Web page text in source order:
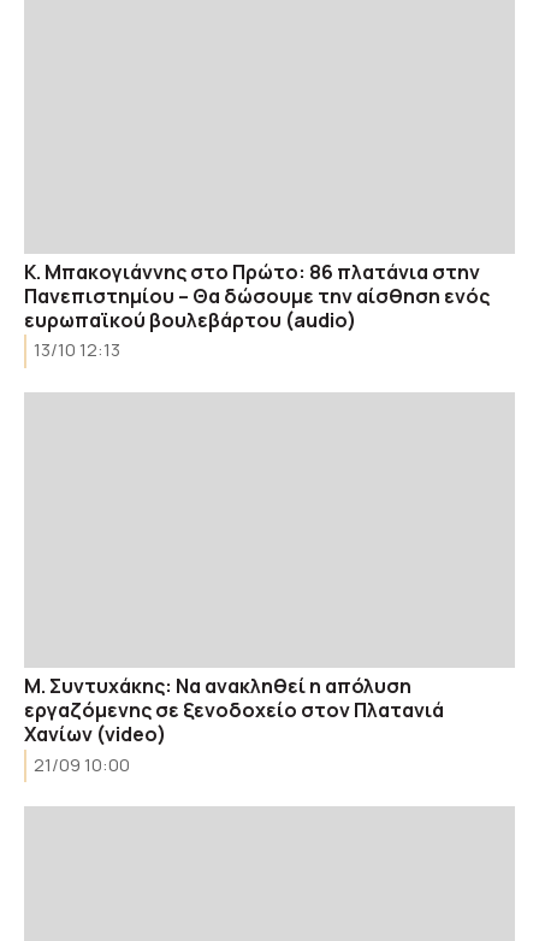
Κ. Μπακογιάννης στο Πρώτο: 86 πλατάνια στην
Πανεπιστημίου – Θα δώσουμε την αίσθηση ενός
ευρωπαϊκού βουλεβάρτου (audio)
13/10 12:13
Μ. Συντυχάκης: Να ανακληθεί η απόλυση
εργαζόμενης σε ξενοδοχείο στον Πλατανιά
Χανίων (video)
21/09 10:00